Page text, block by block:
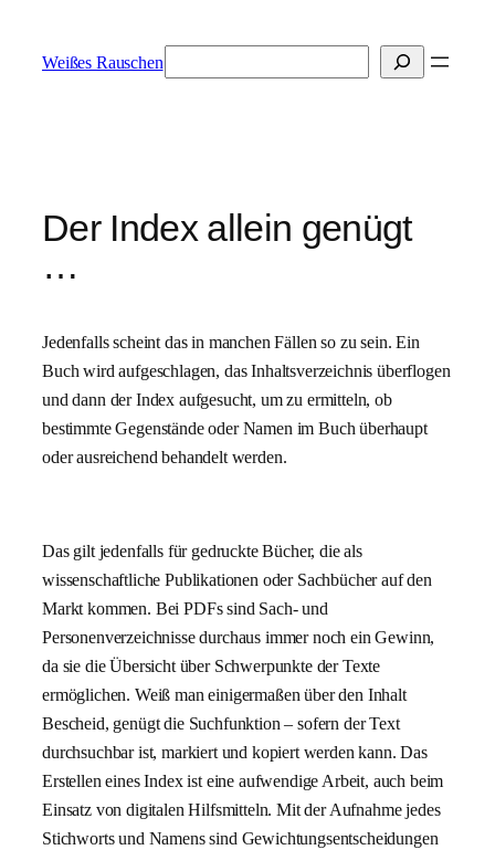
Weißes Rauschen
Der Index allein genügt
…
Jedenfalls scheint das in manchen Fällen so zu sein. Ein
Buch wird aufgeschlagen, das Inhaltsverzeichnis überflogen
und dann der Index aufgesucht, um zu ermitteln, ob
bestimmte Gegenstände oder Namen im Buch überhaupt
oder ausreichend behandelt werden.
Das gilt jedenfalls für gedruckte Bücher, die als
wissenschaftliche Publikationen oder Sachbücher auf den
Markt kommen. Bei PDFs sind Sach- und
Personenverzeichnisse durchaus immer noch ein Gewinn,
da sie die Übersicht über Schwerpunkte der Texte
ermöglichen. Weiß man einigermaßen über den Inhalt
Bescheid, genügt die Suchfunktion – sofern der Text
durchsuchbar ist, markiert und kopiert werden kann. Das
Erstellen eines Index ist eine aufwendige Arbeit, auch beim
Einsatz von digitalen Hilfsmitteln. Mit der Aufnahme jedes
Stichworts und Namens sind Gewichtungsentscheidungen